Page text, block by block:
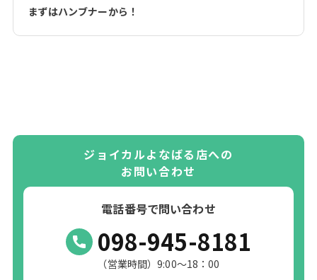
まずはハンブナーから！
ジョイカルよなばる店への
お問い合わせ
電話番号で問い合わせ
098-945-8181
（営業時間）9:00～18：00